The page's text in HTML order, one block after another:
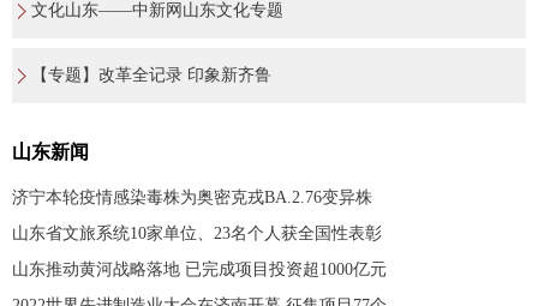
文化山东——中新网山东文化专题
【专题】改革全记录 印象新齐鲁
山东新闻
济宁本轮疫情感染毒株为奥密克戎BA.2.76变异株
山东省文旅系统10家单位、23名个人获全国性表彰
山东推动黄河战略落地 已完成项目投资超1000亿元